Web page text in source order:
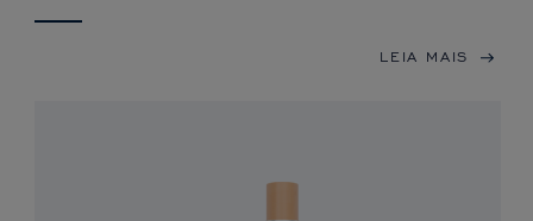
LEIA MAIS